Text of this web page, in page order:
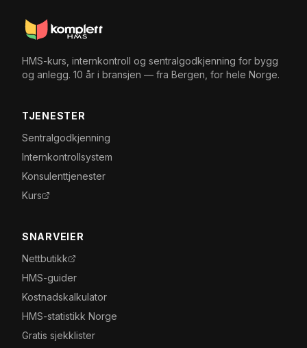
HMS-kurs, internkontroll og sentralgodkjenning for bygg
og anlegg. 10 år i bransjen — fra Bergen, for hele Norge.
TJENESTER
Sentralgodkjenning
Internkontrollsystem
Konsulenttjenester
Kurs
SNARVEIER
Nettbutikk
HMS-guider
Kostnadskalkulator
HMS-statistikk Norge
Gratis sjekklister